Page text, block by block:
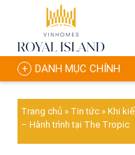
DANH MỤC CHÍNH
Trang chủ » Tin tức » Khi
– Hành trình tại The Tropic